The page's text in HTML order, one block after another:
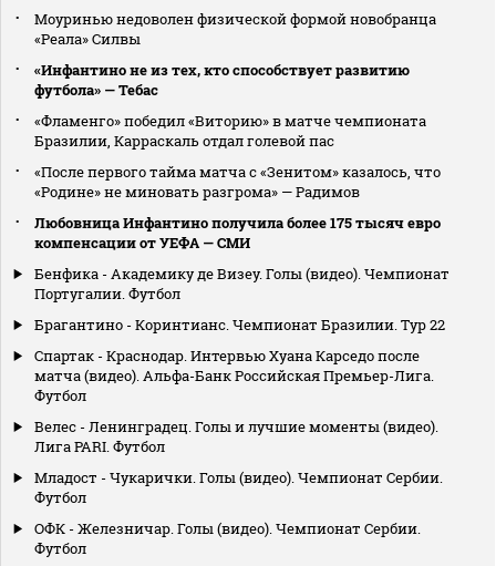
Моуринью недоволен физической формой новобранца
«Реала» Силвы
«Инфантино не из тех, кто способствует развитию
футбола» — Тебас
«Фламенго» победил «Виторию» в матче чемпионата
Бразилии, Карраскаль отдал голевой пас
«После первого тайма матча с «Зенитом» казалось, что
«Родине» не миновать разгрома» — Радимов
Любовница Инфантино получила более 175 тысяч евро
компенсации от УЕФА — СМИ
Бенфика - Академику де Визеу. Голы (видео). Чемпионат
Португалии. Футбол
Брагантино - Коринтианс. Чемпионат Бразилии. Тур 22
Спартак - Краснодар. Интервью Хуана Карседо после
матча (видео). Альфа-Банк Российская Премьер-Лига.
Футбол
Велес - Ленинградец. Голы и лучшие моменты (видео).
Лига PARI. Футбол
Младост - Чукарички. Голы (видео). Чемпионат Сербии.
Футбол
ОФК - Железничар. Голы (видео). Чемпионат Сербии.
Футбол